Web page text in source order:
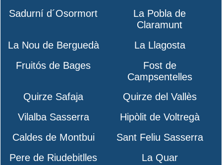
Sadurní d´Osormort
La Pobla de
Claramunt
La Nou de Berguedà
La Llagosta
Fruitós de Bages
Fost de
Campsentelles
Quirze Safaja
Quirze del Vallès
Vilalba Sasserra
Hipòlit de Voltregà
Caldes de Montbui
Sant Feliu Sasserra
Pere de Riudebitlles
La Quar